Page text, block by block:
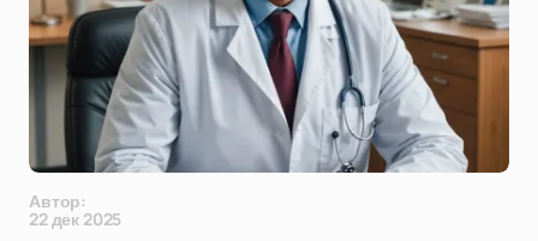
Автор:
22 дек 2025